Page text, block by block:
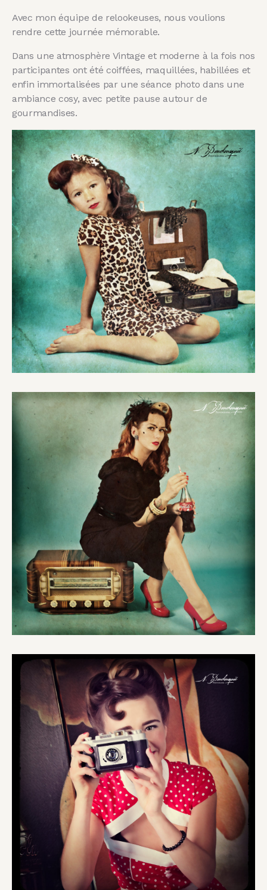
Avec mon équipe de relookeuses, nous voulions
rendre cette journée mémorable.
Dans une atmosphère Vintage et moderne à la fois nos
participantes ont été coiffées, maquillées, habillées et
enfin immortalisées par une séance photo dans une
ambiance cosy, avec petite pause autour de
gourmandises.